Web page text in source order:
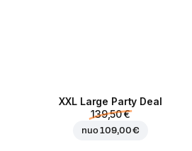
XXL Large Party Deal
139,50 €
nuo109,00 €